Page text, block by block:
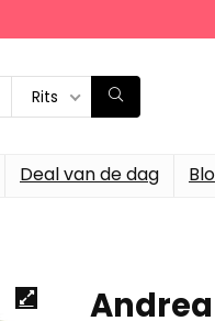
Rits
Deal van de dag